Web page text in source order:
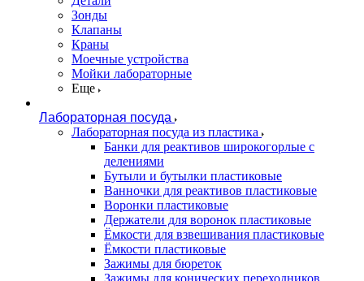
Зонды
Клапаны
Краны
Моечные устройства
Мойки лабораторные
Еще
Лабораторная посуда
Лабораторная посуда из пластика
Банки для реактивов широкогорлые с
делениями
Бутыли и бутылки пластиковые
Ванночки для реактивов пластиковые
Воронки пластиковые
Держатели для воронок пластиковые
Ёмкости для взвешивания пластиковые
Ёмкости пластиковые
Зажимы для бюреток
Зажимы для конических переходников